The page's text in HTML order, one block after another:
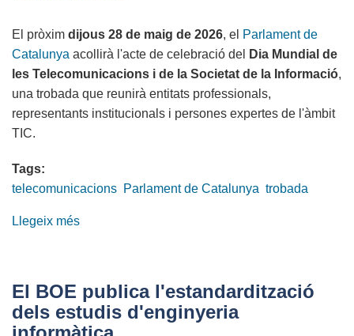
la
Societat
de
la
Informació
El pròxim dijous 28 de maig de 2026, el Parlament de
Catalunya acollirà l'acte de celebració del
Dia Mundial de
les Telecomunicacions i de la Societat de la Informació,
una trobada que reunirà entitats professionals,
representants institucionals i persones expertes de l'àmbit
TIC.
Tags:
telecomunicacions Parlament de Catalunya trobada
Llegeix més
les
Telecomunicacions
El BOE publica l'estandardització
dels estudis d'enginyeria